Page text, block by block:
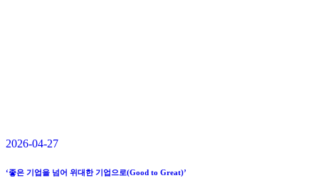
2026-04-27
‘좋은 기업을 넘어 위대한 기업으로(Good to Great)’